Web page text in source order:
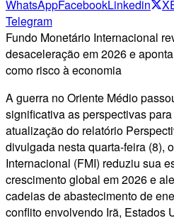
WhatsAppFacebookLinkedin X
Telegram
Fundo Monetário Internacional
desaceleração em 2026 e
como risco à economia
A guerra no Oriente Médio
significativa as perspectivas
atualização do relatório
divulgada nesta quarta-feira (8),
Internacional (FMI) reduziu sua
crescimento global em 2026 e
cadeias de abastecimento de
conflito envolvendo Irã, Estados